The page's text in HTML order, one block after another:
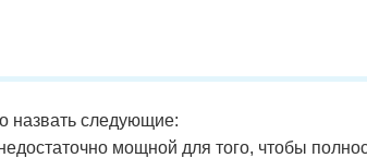
назвать следующие:
мощной для того, чтобы